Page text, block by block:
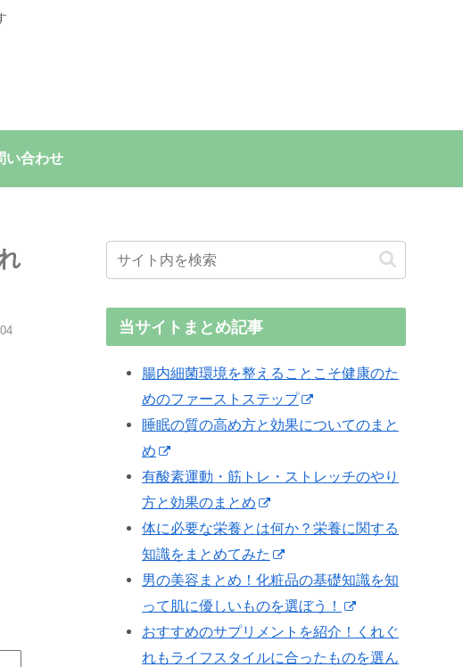
い合わせ
当サイトまとめ記事
腸内細菌環境を整えることこそ健康のた
めのファーストステップ
睡眠の質の高め方と効果についてのまと
め
有酸素運動・筋トレ・ストレッチのやり
方と効果のまとめ
体に必要な栄養とは何か？栄養に関する
知識をまとめてみた
男の美容まとめ！化粧品の基礎知識を知
って肌に優しいものを選ぼう！
おすすめのサプリメントを紹介！くれぐ
れもライフスタイルに合ったものを選ん